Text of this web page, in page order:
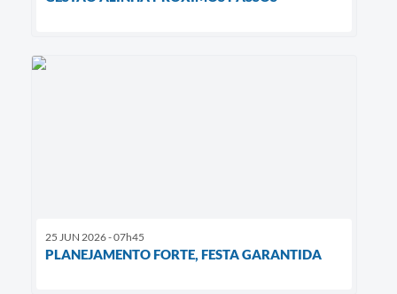
25 JUN 2026 - 07h45
PLANEJAMENTO FORTE, FESTA GARANTIDA